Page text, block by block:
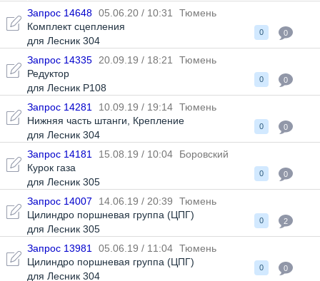
Запрос 14648 05.06.20 / 10:31
Тюмень
Комплект сцепления
для Лесник 304
0 0
Запрос 14335 20.09.19 / 18:21
Тюмень
Редуктор
для Лесник Р108
0 0
Запрос 14281 10.09.19 / 19:14 Тюмень
Нижняя часть штанги
Крепление
для Лесник 304
0 0
Запрос 14181 15.08.19 / 10:04
Боровский
Курок газа
для Лесник 305
0 0
Запрос 14007 14.06.19 / 20:39
Тюмень
Цилиндро поршневая группа (ЦПГ)
для Лесник 305
0 2
Запрос 13981 05.06.19 / 11:04 Тюмень
Цилиндро поршневая группа (ЦПГ)
для Лесник 304
0 0